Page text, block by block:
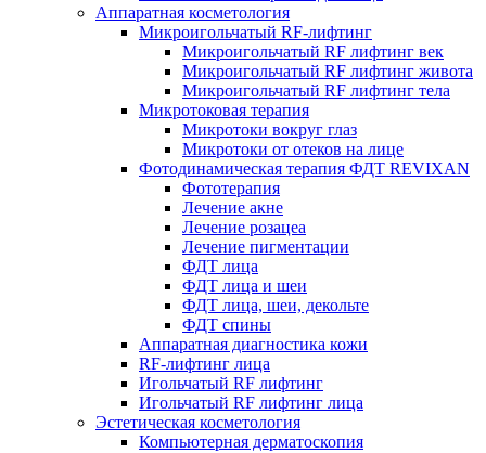
Аппаратная косметология
Микроигольчатый RF-лифтинг
Микроигольчатый RF лифтинг век
Микроигольчатый RF лифтинг живота
Микроигольчатый RF лифтинг тела
Микротоковая терапия
Микротоки вокруг глаз
Микротоки от отеков на лице
Фотодинамическая терапия ФДТ REVIXAN
Фототерапия
Лечение акне
Лечение розацеа
Лечение пигментации
ФДТ лица
ФДТ лица и шеи
ФДТ лица, шеи, декольте
ФДТ спины
Аппаратная диагностика кожи
RF-лифтинг лица
Игольчатый RF лифтинг
Игольчатый RF лифтинг лица
Эстетическая косметология
Компьютерная дерматоскопия